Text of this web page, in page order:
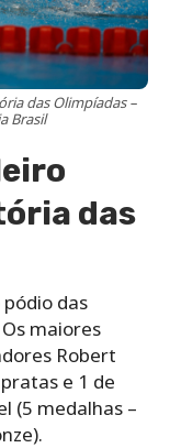
das Olimpíadas –
Brasil
das
das
maiores
Robert
e 1 de
(5 medalhas –